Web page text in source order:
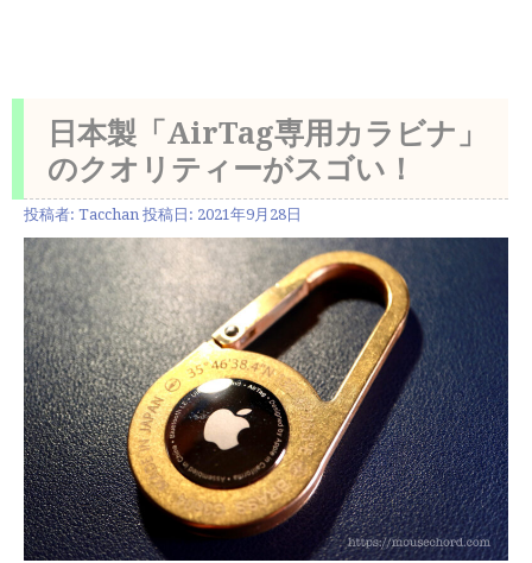
日本製「AirTag専用カラビナ」
のクオリティーがスゴい！
投稿者: Tacchan 投稿日: 2021年9月28日